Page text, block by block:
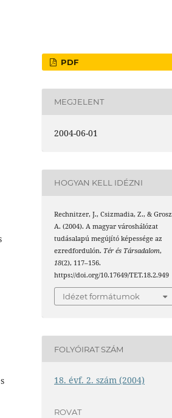
PDF
MEGJELENT
2004-06-01
HOGYAN KELL IDÉZNI
Rechnitzer, J., Csizmadia, Z., &
A. (2004). A magyar városhálózat
tudásalapú megújító képessége az
ezredfordulón. Tér és Társadalom,
18(2), 117–156.
https://doi.org/10.17649/TET.18.2.949
Idézet formátumok
FOLYÓIRAT SZÁM
18. évf. 2. szám (2004)
ROVAT